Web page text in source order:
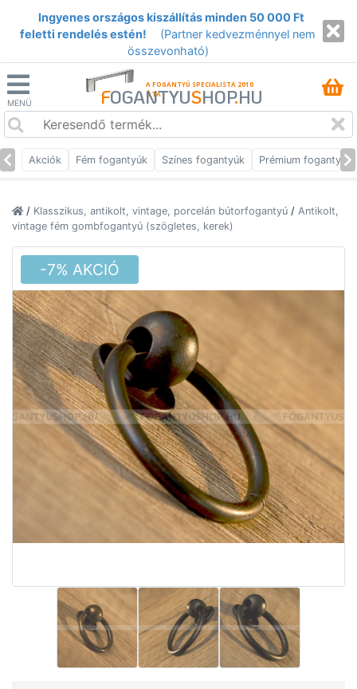
Ingyenes országos kiszállítás minden 50 000 Ft
feletti rendelés estén!
(Partner kedvezménnyel nem
összevonható)
MENÜ
A FOGANTYÚ SPECIALISTA 2010
ÓTA
FOGANTYUSHOP.HU
Akciók Fém fogantyúk Színes fogantyúk Prémium fogantyúk
/ Klasszikus, antikolt, vintage, porcelán bútorfogantyú / Antikolt,
vintage fém gombfogantyú (szögletes, kerek)
-7% AKCIÓ